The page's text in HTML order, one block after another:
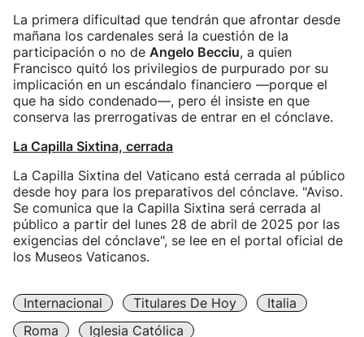
La primera dificultad que tendrán que afrontar desde
mañana los cardenales será la cuestión de la
participación o no de Angelo Becciu, a quien
Francisco quitó los privilegios de purpurado por su
implicación en un escándalo financiero —porque el
que ha sido condenado—, pero él insiste en que
conserva las prerrogativas de entrar en el cónclave.
La Capilla Sixtina, cerrada
La Capilla Sixtina del Vaticano está cerrada al público
desde hoy para los preparativos del cónclave. "Aviso.
Se comunica que la Capilla Sixtina será cerrada al
público a partir del lunes 28 de abril de 2025 por las
exigencias del cónclave", se lee en el portal oficial de
los Museos Vaticanos.
Internacional Titulares De Hoy
Italia
Roma
Iglesia Católica